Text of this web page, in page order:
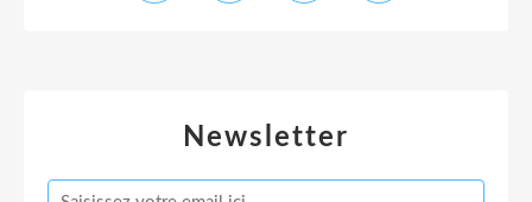
Newsletter